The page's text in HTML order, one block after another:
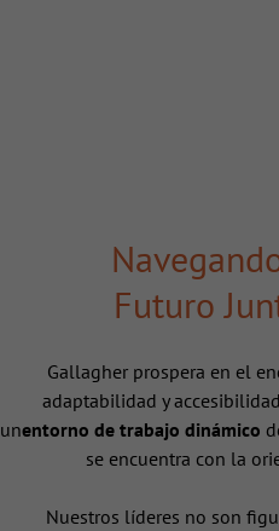
Futuro
Gallagher prospera en el
adaptabilidad y
unentorno de trabajo dinámico
se encuentra con la
Nuestros líderes no son